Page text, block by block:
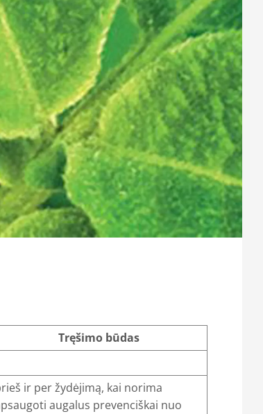
Tręšimo būdas
ir per žydėjimą, kai norima
augalus prevenciškai nuo